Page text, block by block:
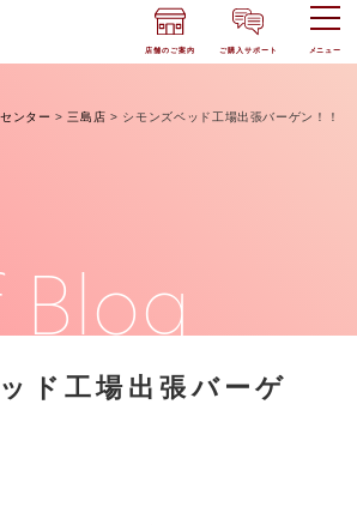
店舗のご案内 ご購入サポート メニュー
ンター > 三島店 > シモンズベッド工場出張バーゲン！！
Blog
ド工場出張バーゲ